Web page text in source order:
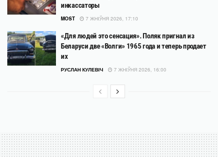
инкассаторы
MOST 7 ЖНІЎНЯ 2026, 17:10
«Для людей это сенсация». Поляк пригнал из
Беларуси две «Волги» 1965 года и теперь продает
их
РУСЛАН КУЛЕВІЧ 7 ЖНІЎНЯ 2026, 16:00